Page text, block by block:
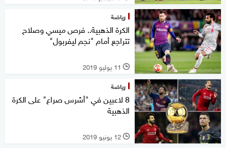
رياضة
الكرة الذهبية.. فرص ميسي وصلاح
تتراجع أمام "نجم ليفربول"
l 11 يوليو 2019
رياضة
8 لاعبين في "أشرس صراع" على الكرة
الذهبية
l 12 يونيو 2019